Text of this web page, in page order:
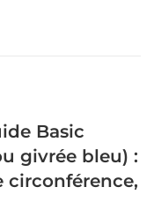
Basic
givrée bleu) :
circonférence,